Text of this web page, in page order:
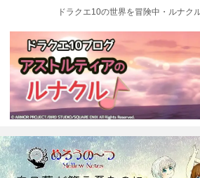
ドラクエ10の世界を冒険中・ルナク